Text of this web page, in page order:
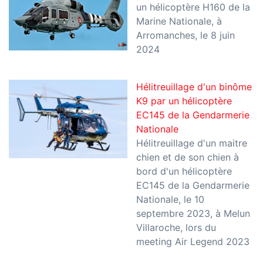
un hélicoptère H160 de la
Marine Nationale, à
Arromanches, le 8 juin
2024
Hélitreuillage d'un binôme
K9 par un hélicoptère
EC145 de la Gendarmerie
Nationale
Hélitreuillage d'un maitre
chien et de son chien à
bord d'un hélicoptère
EC145 de la Gendarmerie
Nationale, le 10
septembre 2023, à Melun
Villaroche, lors du
meeting Air Legend 2023